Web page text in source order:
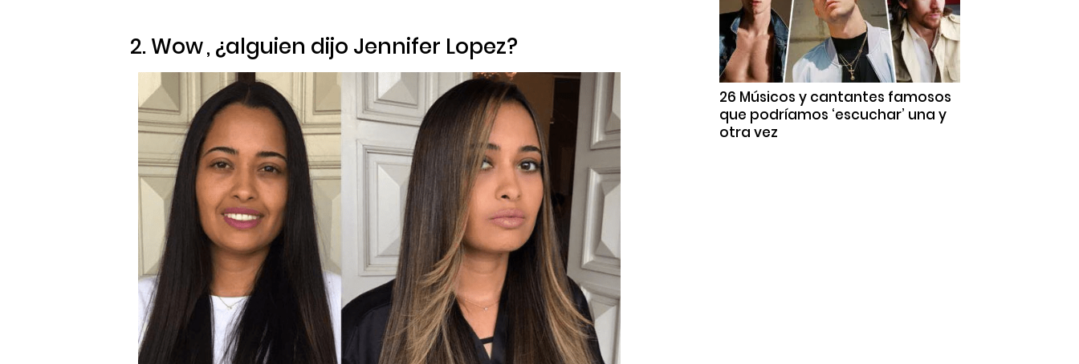
2. Wow, ¿alguien dijo Jennifer Lopez?
26 Músicos y cantantes famosos
que podríamos ‘escuchar’ una y
otra vez